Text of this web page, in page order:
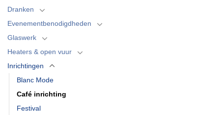
Dranken
Evenementbenodigdheden
Glaswerk
Heaters & open vuur
Inrichtingen
Blanc Mode
Café inrichting
Festival